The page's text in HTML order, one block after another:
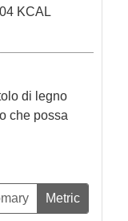
KCAL
di legno
che possa
Metric